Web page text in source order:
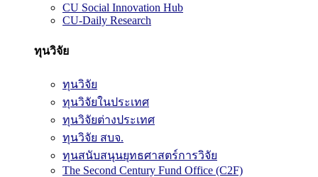
CU Social Innovation Hub
CU-Daily Research
ทุนวิจัย
ทุนวิจัย
ทุนวิจัยในประเทศ
ทุนวิจัยต่างประเทศ
ทุนวิจัย สบจ.
ทุนสนับสนุนยุทธศาสตร์การวิจัย
The Second Century Fund Office (C2F)